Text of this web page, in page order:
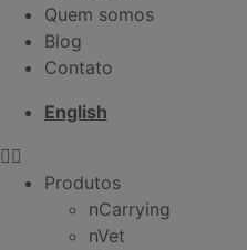
Quem somos
Blog
Contato
English
Produtos
nCarrying
nVet